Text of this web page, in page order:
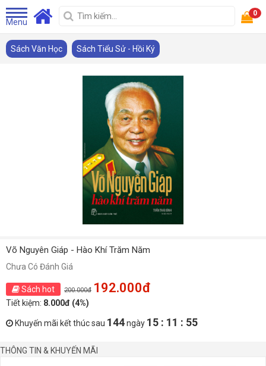
Menu
0
Sách Văn Học Sách Tiểu Sử - Hồi Ký
Võ Nguyên Giáp - Hào Khí Trăm Năm
Chưa Có Đánh Giá
Sách hot 200.000đ 192.000đ
Tiết kiệm: 8.000đ (4%)
Khuyến mãi kết thúc sau 144ngày 15 : 11 : 55
THÔNG TIN & KHUYẾN MÃI